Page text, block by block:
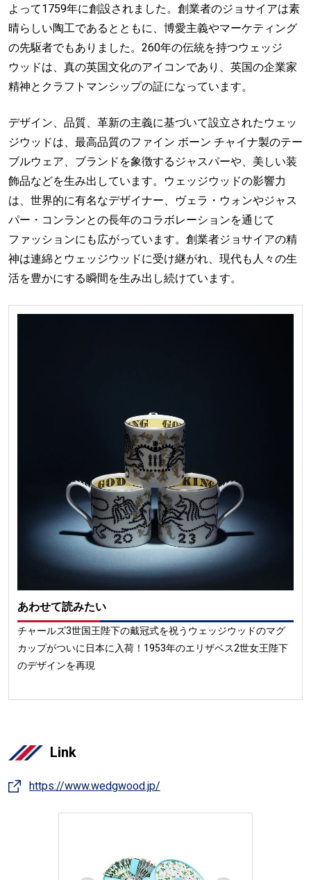
よって1759年に創設されました。創業者のジョサイアは素
晴らしい陶工であるとともに、博愛主義やマーケティング
の先駆者でもありました。260年の伝統を持つウェッジ
ウッドは、真の英国文化のアイコンであり、英国の企業家
精神とクラフトマンシップの証になっています。
デザイン、品質、革新の主義に基づいて設立されたウェッ
ジウッドは、最高品質のファイン ボーン チャイナ製のテー
ブルウェア、ブランドを象徴するジャスパーや、美しい装
飾品などを生み出しています。ウェッジウッドの影響力
は、世界的に有名なデザイナー、ヴェラ・ウォンやジャス
パー・コンランとの長年のコラボレーションを通じて
ファッションにも広がっています。創業者ジョサイアの精
神は連綿とウェッジウッドに受け継がれ、現代も人々の生
活を豊かにする瞬間を生み出し続けています。
あわせて読みたい
チャールズ3世国王陛下の戴冠式を祝うウェッジウッドのマグ
カップがついに日本に入荷！1953年のエリザベス2世女王陛下
のデザインを再現
Link
https://www.wedgwood.jp/